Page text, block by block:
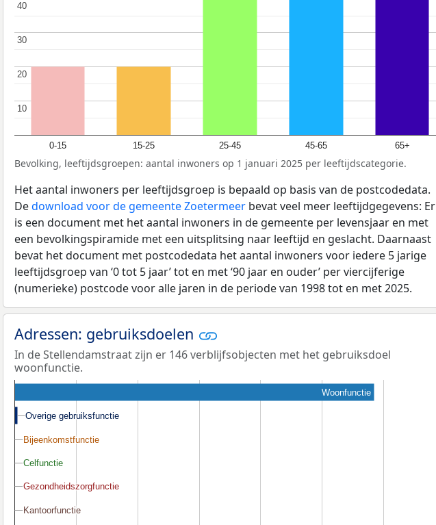
0-15 15-25 25-45 45-65 65+
10
10
20
20
30
30
40
40
Bevolking, leeftijdsgroepen: aantal inwoners op 1 januari 2025 per leeftijdscategorie.
Het aantal inwoners per leeftijdsgroep is bepaald op basis van de postcodedata.
Dedownload voor de gemeente Zoetermeer bevat veel meer leeftijdgegevens: Er
is een document met het aantal inwoners in de gemeente per levensjaar en met
een bevolkingspiramide met een uitsplitsing naar leeftijd en geslacht. Daarnaast
bevat het document met postcodedata het aantal inwoners voor iedere 5 jarige
leeftijdsgroep van ‘0 tot 5 jaar’ tot en met ‘90 jaar en ouder’ per viercijferige
(numerieke) postcode voor alle jaren in de periode van 1998 tot en met 2025.
Adressen: gebruiksdoelen
In de Stellendamstraat zijn er 146 verblijfsobjecten met het gebruiksdoel
woonfunctie.
Woonfunctie
Overige gebruiksfunctie
Overige gebruiksfunctie
Bijeenkomstfunctie
Bijeenkomstfunctie
Celfunctie
Celfunctie
Gezondheidszorgfunctie
Gezondheidszorgfunctie
Kantoorfunctie
Kantoorfunctie